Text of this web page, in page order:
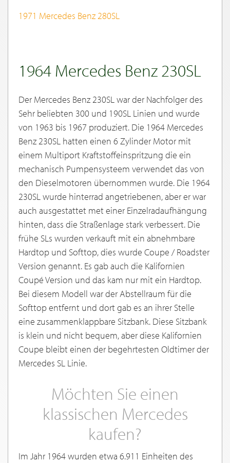
1971 Mercedes Benz 280SL
1964 Mercedes Benz 230SL
Der Mercedes Benz 230SL war der Nachfolger des
Sehr beliebten 300 und 190SL Linien und wurde
von 1963 bis 1967 produziert. Die 1964 Mercedes
Benz 230SL hatten einen 6 Zylinder Motor mit
einem Multiport Kraftstoffeinspritzung die ein
mechanisch Pumpensysteem verwendet das von
den Dieselmotoren übernommen wurde. Die 1964
230SL wurde hinterrad angetriebenen, aber er war
auch ausgestattet met einer Einzelradaufhängung
hinten, dass die Straßenlage stark verbessert. Die
frühe SLs wurden verkauft mit ein abnehmbare
Hardtop und Softtop, dies wurde Coupe / Roadster
Version genannt. Es gab auch die Kalifornien
Coupé Version und das kam nur mit ein Hardtop.
Bei diesem Modell war der Abstellraum für die
Softtop entfernt und dort gab es an ihrer Stelle
eine zusammenklappbare Sitzbank. Diese Sitzbank
is klein und nicht bequem, aber diese Kalifornien
Coupe bleibt einen der begehrtesten Oldtimer der
Mercedes SL Linie.
Möchten Sie einen
klassischen Mercedes
kaufen?
Im Jahr 1964 wurden etwa 6.911 Einheiten des